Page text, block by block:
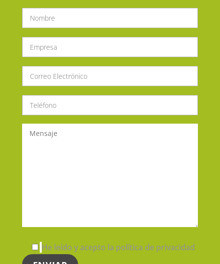
He leído y acepto la política de privacidad